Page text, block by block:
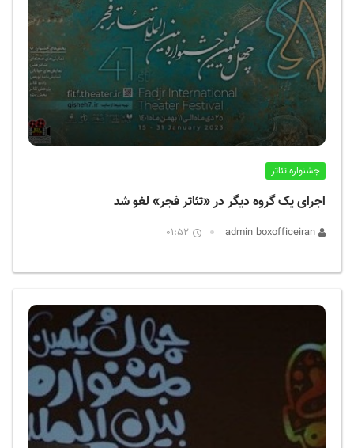
جشنواره تئاتر
اجرای یک گروه دیگر در «تئاتر فجر» لغو شد
01:52